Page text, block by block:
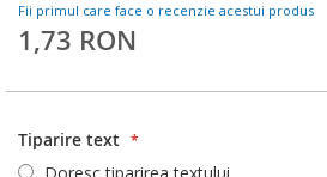
Fii primul care face o recenzie acestui produs
1,73 RON
Tiparire text
Doresc tiparirea textului
images
gallery